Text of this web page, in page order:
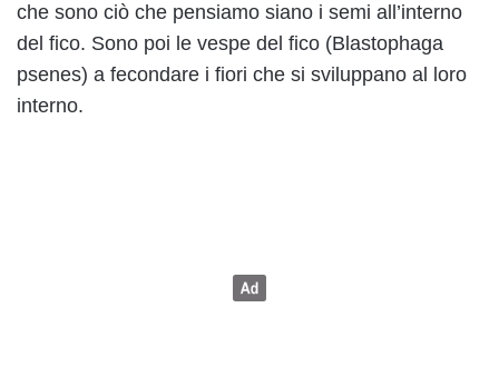
che sono ciò che pensiamo siano i semi all’interno
del fico. Sono poi le vespe del fico (Blastophaga
psenes) a fecondare i fiori che si sviluppano al loro
interno.